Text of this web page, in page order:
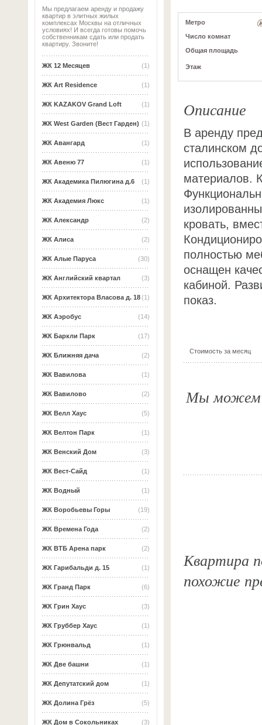
Мы предлагаем аренду и продажу
квартир в элитных жилых
комплексах Москвы на отличных
условиях! И всегда готовы помочь
собственникам сдать или продать
квартиру. Звоните!
(1)
ЖК 12 Месяцев
(1)
ЖК Art Residence
(1)
ЖК KAZAKOV Grand Loft
(1)
ЖК West Garden (Вест Гарден)
(1)
ЖК Авангард
(1)
ЖК Авеню 77
(1)
ЖК Академика Пилюгина д.6
(1)
ЖК Академия Люкс
(2)
ЖК Александр
(2)
ЖК Алиса
(30)
ЖК Алые Паруса
(3)
ЖК Английский квартал
(1)
ЖК Архитектора Власова д. 18
(14)
ЖК Аэробус
(17)
ЖК Баркли Парк
(2)
ЖК Ближняя дача
(1)
ЖК Вавилова
(2)
ЖК Вавилово
(5)
ЖК Велл Хаус
(1)
ЖК Велтон Парк
(3)
ЖК Венский Дом
(1)
ЖК Вест-Сайд
(1)
ЖК Водный
(19)
ЖК Воробьевы Горы
(2)
ЖК Времена Года
(2)
ЖК ВТБ Арена парк
(1)
ЖК Гарибальди д. 15
(6)
ЖК Гранд Парк
(3)
ЖК Грин Хаус
(1)
ЖК Груббер Хаус
(1)
ЖК Грюнвальд
(1)
ЖК Две башни
(1)
ЖК Депутатский дом
(5)
ЖК Долина Грёз
(3)
ЖК Дом в Сокольниках
Метро
Число комнат
Общая площадь
Этаж
Описание
В аренду
сталинском
материалов.
кровать,
полностью
оснащен
кабиной.
показ.
Стоимость за месяц
Мы можем
Квартира
похожие